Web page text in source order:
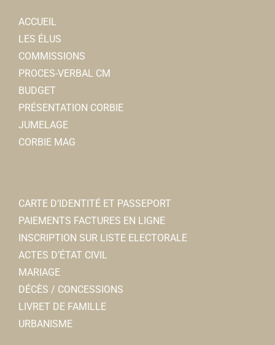
ACCUEIL
LES ÉLUS
COMMISSIONS
PROCES-VERBAL CM
BUDGET
PRÉSENTATION CORBIE
JUMELAGE
CORBIE MAG
CARTE D’IDENTITÉ ET PASSEPORT
PAIEMENTS FACTURES EN LIGNE
INSCRIPTION SUR LISTE ELECTORALE
ACTES D’ÉTAT CIVIL
MARIAGE
DÉCÈS / CONCESSIONS
LIVRET DE FAMILLE
URBANISME